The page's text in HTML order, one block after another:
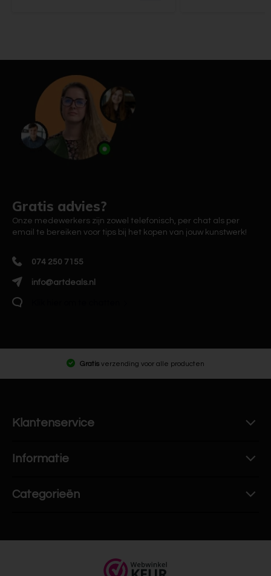
Gratis advies?
Onze medewerkers zijn zowel telefonisch, per chat als per
email te bereiken voor tips bij het kopen van jouw kunstwerk!
074 250 7155
info@artdeals.nl
Gratis verzending voor alle producten
Klantenservice
Informatie
Categorieën